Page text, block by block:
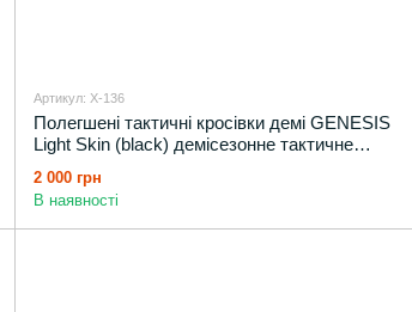
Артикул: X-136
Полегшені тактичні кросівки демі GENESIS
Light Skin (black) демісезонне тактичне
2 000 грн
В наявності